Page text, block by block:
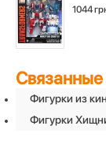
1044
Связанные
Фигурки из
Фигурки